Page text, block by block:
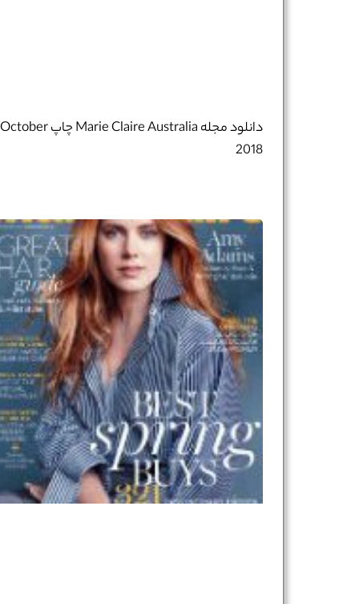
دانلود مجله Marie Claire Australia چاپ October
2018
نام و نام خانوادگی : *